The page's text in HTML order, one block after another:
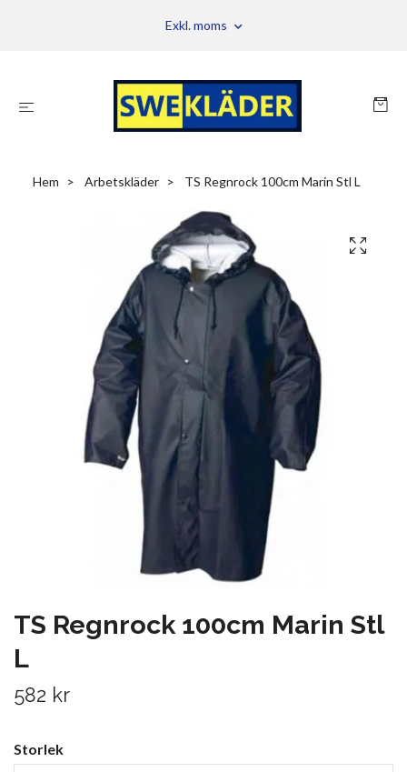
Exkl. moms
Hem Arbetskläder TS Regnrock 100cm Marin Stl L
TS Regnrock 100cm Marin Stl
L
582 kr
Storlek